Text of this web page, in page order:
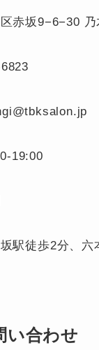
赤坂9−6−30
19:00
駅徒歩2分、六
い合わせ